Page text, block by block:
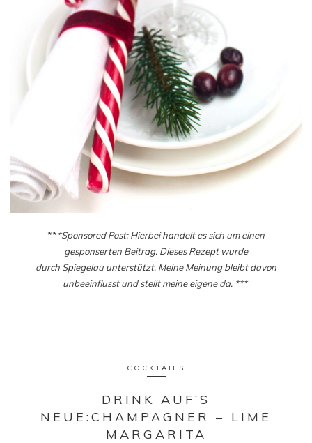
***Sponsored Post: Hierbei handelt es sich um einen
gesponserten Beitrag. Dieses Rezept wurde
durch Spiegelau unterstützt. Meine Meinung bleibt davon
unbeeinflusst und stellt meine eigene da. ***
COCKTAILS
DRINK AUF’S
NEUE:CHAMPAGNER – LIME
MARGARITA